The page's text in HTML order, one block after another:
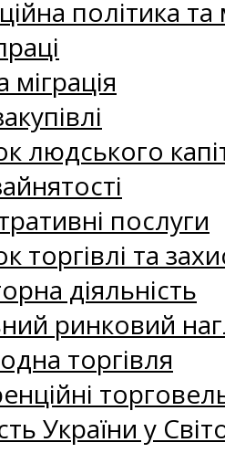
політика
людського
послуги
торгівлі та
діяльність
ринковий
торгівля
України у